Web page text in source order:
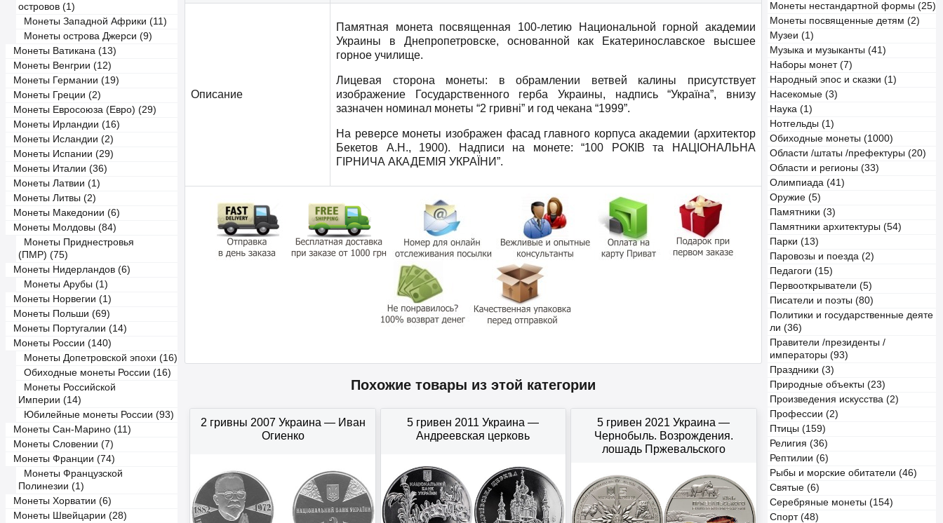
островов (1)
Монеты Западной Африки (11)
Монеты острова Джерси (9)
Монеты Ватикана (13)
Монеты Венгрии (12)
Монеты Германии (19)
Монеты Греции (2)
Монеты Евросоюза (Евро) (29)
Монеты Ирландии (16)
Монеты Исландии (2)
Монеты Испании (29)
Монеты Италии (36)
Монеты Латвии (1)
Монеты Литвы (2)
Монеты Македонии (6)
Монеты Молдовы (84)
Монеты Приднестровья
(ПМР) (75)
Монеты Нидерландов (6)
Монеты Арубы (1)
Монеты Норвегии (1)
Монеты Польши (69)
Монеты Португалии (14)
Монеты России (140)
Монеты Допетровской эпохи (16)
Обиходные монеты России (16)
Монеты Российской
Империи (14)
Юбилейные монеты России (93)
Монеты Сан-Марино (11)
Монеты Словении (7)
Монеты Франции (74)
Монеты Французской
Полинезии (1)
Монеты Хорватии (6)
Монеты Швейцарии (28)
Монеты нестандартной формы (25)
Монеты посвященные детям (2)
Музеи (1)
Музыка и музыканты (41)
Наборы монет (7)
Народный эпос и сказки (1)
Насекомые (3)
Наука (1)
Нотгельды (1)
Обиходные монеты (1000)
Области /штаты /префектуры (20)
Области и регионы (33)
Олимпиада (41)
Оружие (5)
Памятники (3)
Памятники архитектуры (54)
Парки (13)
Паровозы и поезда (2)
Педагоги (15)
Первооткрыватели (5)
Писатели и поэты (80)
Политики и государственные деяте
ли (36)
Правители /президенты /
императоры (93)
Праздники (3)
Природные объекты (23)
Произведения искусства (2)
Профессии (2)
Птицы (159)
Религия (36)
Рептилии (6)
Рыбы и морские обитатели (46)
Святые (6)
Серебряные монеты (154)
Спорт (48)
Описание
Памятная монета посвященная 100-летию Национальной горной академии
Украины в Днепропетровске, основанной как Екатеринославское высшее
горное училище.
Лицевая сторона монеты: в обрамлении ветвей калины присутствует
изображение Государственного герба Украины, надпись “Україна”, внизу
зазначен номинал монеты “2 гривні” и год чекана “1999”.
На реверсе монеты изображен фасад главного корпуса академии (архитектор
Бекетов А.Н., 1900). Надписи на монете: “100 РОКІВ та НАЦІОНАЛЬНА
ГІРНИЧА АКАДЕМІЯ УКРАЇНИ”.
Похожие товары из этой категории
2 гривны 2007 Украина — Иван
Огиенко
5 гривен 2011 Украина —
Андреевская церковь
5 гривен 2021 Украина —
Чернобыль. Возрождения.
лошадь Пржевальского